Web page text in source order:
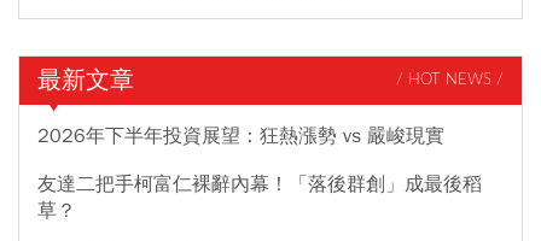
最新文章 / HOT NEWS /
2026年下半年投資展望：狂熱漲勢 vs 嚴峻現實
友達二把手柯富仁裸辭內幕！「落後群創」成最後稻
草？